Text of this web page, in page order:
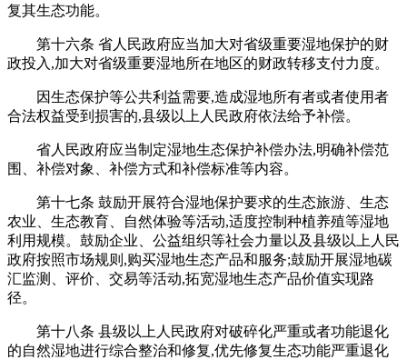
复其生态功能。
第十六条 省人民政府应当加大对省级重要湿地保护的财
政投入,加大对省级重要湿地所在地区的财政转移支付力度。
因生态保护等公共利益需要,造成湿地所有者或者使用者
合法权益受到损害的,县级以上人民政府依法给予补偿。
省人民政府应当制定湿地生态保护补偿办法,明确补偿范
围、补偿对象、补偿方式和补偿标准等内容。
第十七条 鼓励开展符合湿地保护要求的生态旅游、生态
农业、生态教育、自然体验等活动,适度控制种植养殖等湿地
利用规模。鼓励企业、公益组织等社会力量以及县级以上人民
政府按照市场规则,购买湿地生态产品和服务;鼓励开展湿地碳
汇监测、评价、交易等活动,拓宽湿地生态产品价值实现路
径。
第十八条 县级以上人民政府对破碎化严重或者功能退化
的自然湿地进行综合整治和修复,优先修复生态功能严重退化